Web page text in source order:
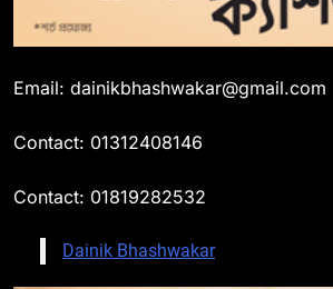
Email: dainikbhashwakar@gmail.com
Contact: 01312408146
Contact: 01819282532
Dainik Bhashwakar